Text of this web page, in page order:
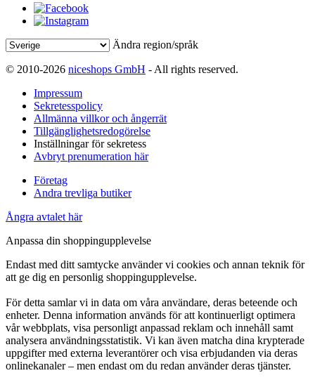
Ändra region/språk
© 2010-2026 niceshops GmbH - All rights reserved.
Impressum
Sekretesspolicy
Allmänna villkor och ångerrät
Tillgänglighetsredogörelse
Inställningar för sekretess
Avbryt prenumeration här
Företag
Andra trevliga butiker
Ångra avtalet här
Anpassa din shoppingupplevelse
Endast med ditt samtycke använder vi cookies och annan teknik för
att ge dig en personlig shoppingupplevelse.
För detta samlar vi in data om våra användare, deras beteende och
enheter. Denna information används för att kontinuerligt optimera
vår webbplats, visa personligt anpassad reklam och innehåll samt
analysera användningsstatistik. Vi kan även matcha dina krypterade
uppgifter med externa leverantörer och visa erbjudanden via deras
onlinekanaler – men endast om du redan använder deras tjänster.